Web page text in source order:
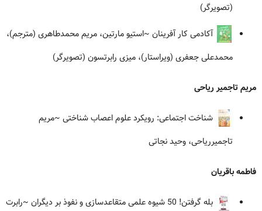
(تصویرگر)
آکادمی کار آفرینان ~استیو مارتین، مریم محمدطاهری (مترجم)،
محمدعلی جعفری (ویراستار)، میزی رابرتسون (تصویرگر)
مریم تاجمیر ریاحی
شناخت اجتماعی: رویکرد علوم اعصاب شناختی ~مریم
تاجمیرریاحی، وحید نجاتی
فاطمه باقریان
بله گرفتن! 50 شیوه علمی متقاعدسازی و نفوذ بر دیگران
~رابرت